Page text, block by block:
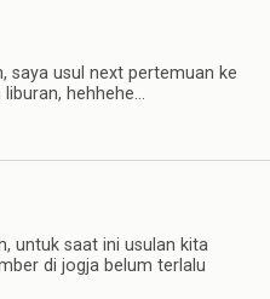
saya usul next pertemuan ke
hehhehe…
untuk saat ini usulan kita
di jogja belum terlalu